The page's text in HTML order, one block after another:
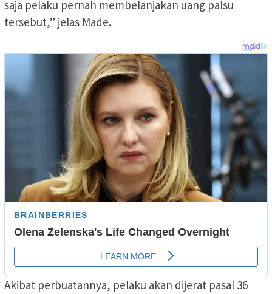
saja pelaku pernah membelanjakan uang palsu
tersebut,” jelas Made.
Akibat perbuatannya, pelaku akan dijerat pasal 36